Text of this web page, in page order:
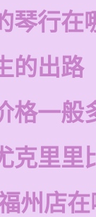
琴行在
的出路
格一般
克里里
州店